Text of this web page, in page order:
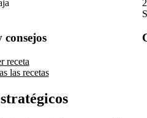
consejos
receta
las recetas